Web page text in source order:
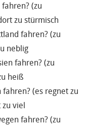
(zu
zu stürmisch
fahren? (zu
neblig
fahren? (zu
heiß
(es regnet zu
viel
fahren? (zu